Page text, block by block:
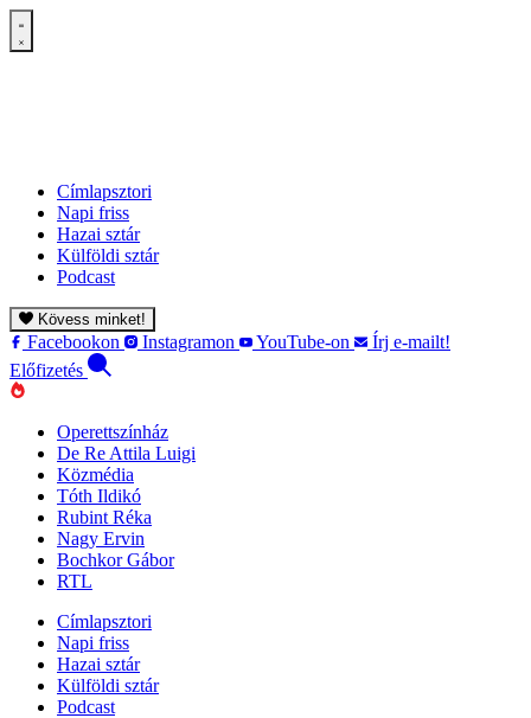
Címlapsztori
Napi friss
Hazai sztár
Külföldi sztár
Podcast
Kövess minket!
Facebookon Instagramon YouTube-on
Írj e-mailt!
Előfizetés
Operettszínház
De Re Attila Luigi
Közmédia
Tóth Ildikó
Rubint Réka
Nagy Ervin
Bochkor Gábor
RTL
Címlapsztori
Napi friss
Hazai sztár
Külföldi sztár
Podcast